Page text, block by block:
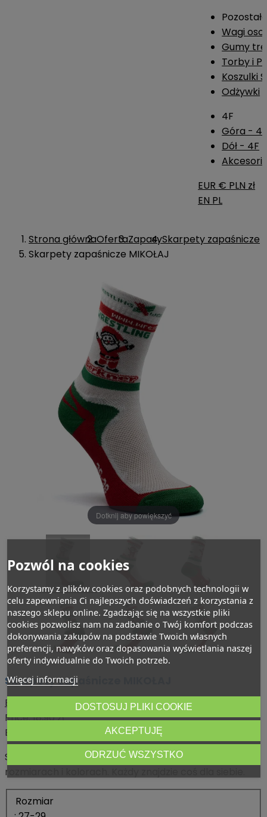
Wagi
Gumy
Torby i
Koszulki
Odżywki
4F
Góra -
Dół - 4F
EUR € PLN zł
EN PL
Strona głównaOfertaZapasySkarpety zapaśnicze
Skarpety zapaśnicze MIKOŁAJ
Dotknij aby powiększyć
Skarpety zapaśnicze MIKOŁAJ
Berkner
Price:18,90 zł
Brutto
Skarpety zapaśnicze Berkner dostępne w wielu
rozmiarach i kolorach. Każdy znajdzie coś dla siebie.
Rozmiar
Pozwól na cookies
Korzystamy z plików cookies oraz podobnych technologii w
celu zapewnienia Ci najlepszych doświadczeń z korzystania z
naszego sklepu online. Zgadzając się na wszystkie pliki
cookies pozwolisz nam na zadbanie o Twój komfort podczas
dokonywania zakupów na podstawie Twoich własnych
preferencji, nawyków oraz dopasowania wyświetlania naszej
oferty indywidualnie do Twoich potrzeb.
Więcej informacji
DOSTOSUJ PLIKI COOKIE
ODRZUĆ WSZYSTKO
AKCEPTUJĘ